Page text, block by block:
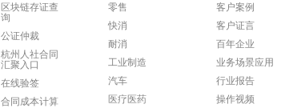
区块链存证查
询
公证仲裁
杭州人社合同
汇聚入口
在线验签
合同成本计算
零售
快消
耐消
工业制造
汽车
医疗医药
客户案例
客户证言
百年企业
业务场景应用
行业报告
操作视频